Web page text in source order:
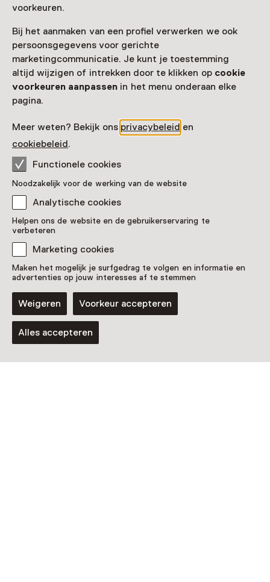
voorkeuren.
Bij het aanmaken van een profiel verwerken we ook
persoonsgegevens voor gerichte
marketingcommunicatie. Je kunt je toestemming
altijd wijzigen of intrekken door te klikken op cookie
voorkeuren aanpassen in het menu onderaan elke
pagina.
Meer weten? Bekijk ons privacybeleid en
cookiebeleid.
Functionele cookies
Noodzakelijk voor de werking van de website
Analytische cookies
Helpen ons de website en de gebruikerservaring te
verbeteren
Marketing cookies
Maken het mogelijk je surfgedrag te volgen en informatie en
advertenties op jouw interesses af te stemmen
Weigeren Voorkeur accepteren
Alles accepteren
Datum
20 maart 2026 t/m 26 juni 2026
Toon beschikbaarheid
Locatie
Walburgiskerk Zutphen
7201 DM Zutphen
Route plannen
0575 - 54 45 26
Vandaag open van 13:00 tot 17:00 uur
Meer openingstijden
Zien & doen in
Walburgiskerk Zutphen